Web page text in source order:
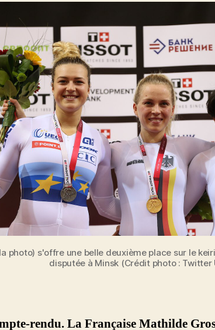
photo) s'offre une belle deuxième place sur le
disputée à Minsk (Crédit photo : Twitter
rendu. La Française Mathilde